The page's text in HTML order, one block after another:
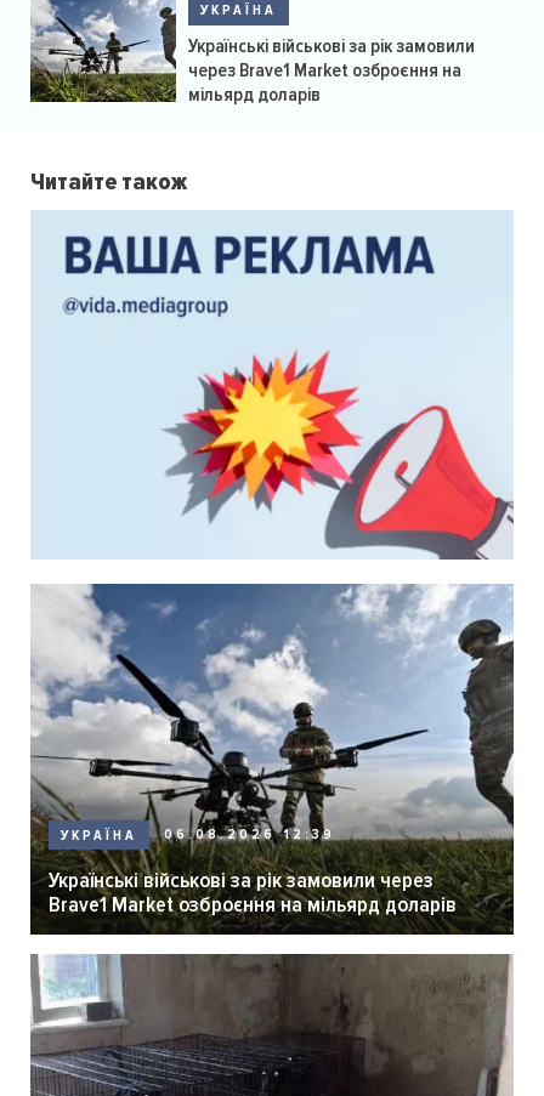
УКРАЇНА
Українські військові за рік замовили
через Brave1 Market озброєння на
мільярд доларів
Читайте також
УКРАЇНА 06.08.2026 12:39
Українські військові за рік замовили через
Brave1 Market озброєння на мільярд доларів